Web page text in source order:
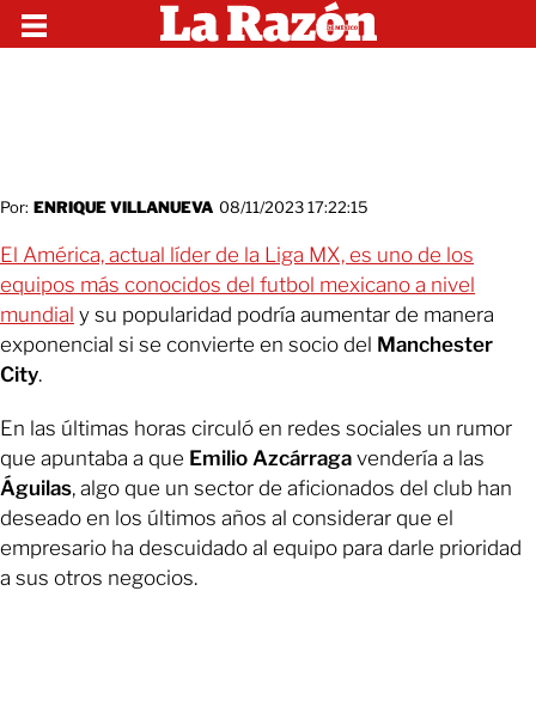
Por: ENRIQUE VILLANUEVA 08/11/2023 17:22:15
El América, actual líder de la Liga MX, es uno de los
equipos más conocidos del futbol mexicano a nivel
mundial y su popularidad podría aumentar de manera
exponencial si se convierte en socio del Manchester
City.
En las últimas horas circuló en redes sociales un rumor
que apuntaba a que Emilio Azcárraga vendería a las
Águilas, algo que un sector de aficionados del club han
deseado en los últimos años al considerar que el
empresario ha descuidado al equipo para darle prioridad
a sus otros negocios.